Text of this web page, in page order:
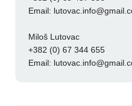
Email:
Miloš Lutovac
+382 (0) 67 344 655
Email: